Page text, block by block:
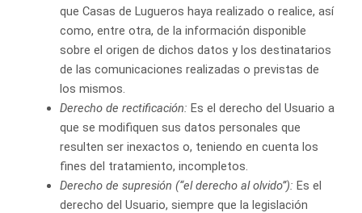
que Casas de Lugueros haya realizado o realice, así
como, entre otra, de la información disponible
sobre el origen de dichos datos y los destinatarios
de las comunicaciones realizadas o previstas de
los mismos.
Derecho de rectificación: Es el derecho del Usuario a
que se modifiquen sus datos personales que
resulten ser inexactos o, teniendo en cuenta los
fines del tratamiento, incompletos.
Derecho de supresión (“el derecho al olvido”): Es el
derecho del Usuario, siempre que la legislación